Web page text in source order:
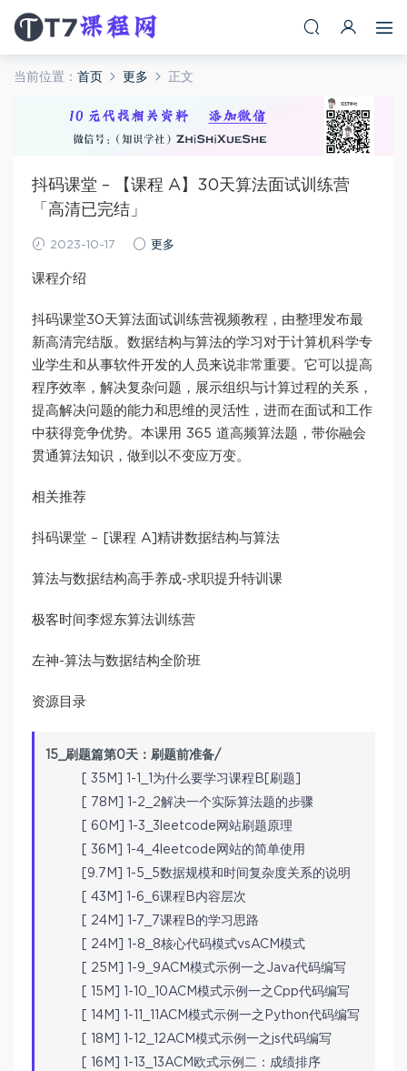
当前位置： 首页 更多 正文
抖码课堂 – 【课程 A】30天算法面试训练营
「高清已完结」
2023-10-17 更多
课程介绍
抖码课堂30天算法面试训练营视频教程，由整理发布最
新高清完结版。数据结构与算法的学习对于计算机科学专
业学生和从事软件开发的人员来说非常重要。它可以提高
程序效率，解决复杂问题，展示组织与计算过程的关系，
提高解决问题的能力和思维的灵活性，进而在面试和工作
中获得竞争优势。本课用 365 道高频算法题，带你融会
贯通算法知识，做到以不变应万变。
相关推荐
抖码课堂 – [课程 A]精讲数据结构与算法
算法与数据结构高手养成-求职提升特训课
极客时间李煜东算法训练营
左神-算法与数据结构全阶班
资源目录
15_刷题篇第0天：刷题前准备/
[ 35M] 1-1_1为什么要学习课程B[刷题]
[ 78M] 1-2_2解决一个实际算法题的步骤
[ 60M] 1-3_3leetcode网站刷题原理
[ 36M] 1-4_4leetcode网站的简单使用
[9.7M] 1-5_5数据规模和时间复杂度关系的说明
[ 43M] 1-6_6课程B内容层次
[ 24M] 1-7_7课程B的学习思路
[ 24M] 1-8_8核心代码模式vsACM模式
[ 25M] 1-9_9ACM模式示例一之Java代码编写
[ 15M] 1-10_10ACM模式示例一之Cpp代码编写
[ 14M] 1-11_11ACM模式示例一之Python代码编写
[ 18M] 1-12_12ACM模式示例一之js代码编写
[ 16M] 1-13_13ACM欧式示例二：成绩排序